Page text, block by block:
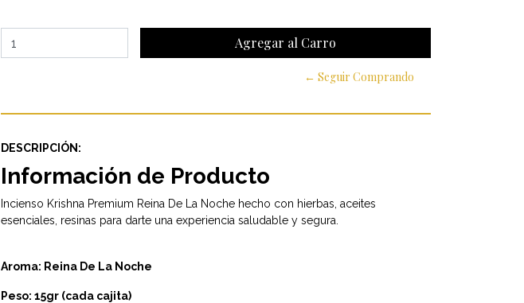
← Seguir Comprando
DESCRIPCIÓN:
Información de Producto
Incienso Krishna Premium Reina De La Noche hecho con hierbas, aceites
esenciales, resinas para darte una experiencia saludable y segura.
Aroma: Reina De La Noche
Peso: 15gr (cada cajita)